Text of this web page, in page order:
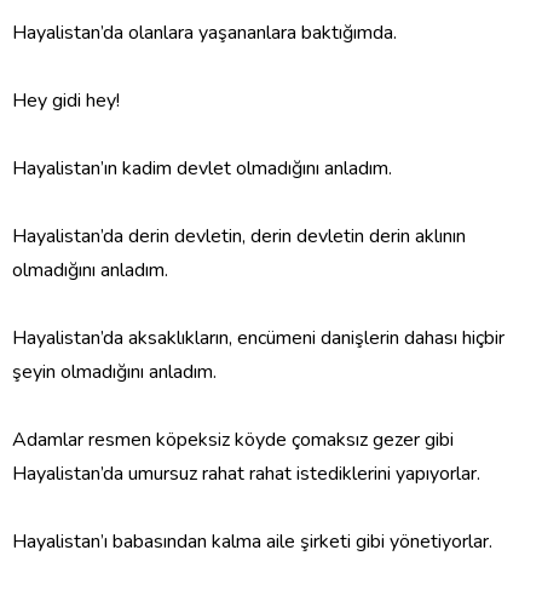
Hayalistan’da olanlara yaşananlara baktığımda.
Hey gidi hey!
Hayalistan’ın kadim devlet olmadığını anladım.
Hayalistan’da derin devletin, derin devletin derin aklının
olmadığını anladım.
Hayalistan’da aksaklıkların, encümeni danişlerin dahası hiçbir
şeyin olmadığını anladım.
Adamlar resmen köpeksiz köyde çomaksız gezer gibi
Hayalistan’da umursuz rahat rahat istediklerini yapıyorlar.
Hayalistan’ı babasından kalma aile şirketi gibi yönetiyorlar.